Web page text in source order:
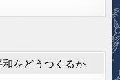
をどうつくるか